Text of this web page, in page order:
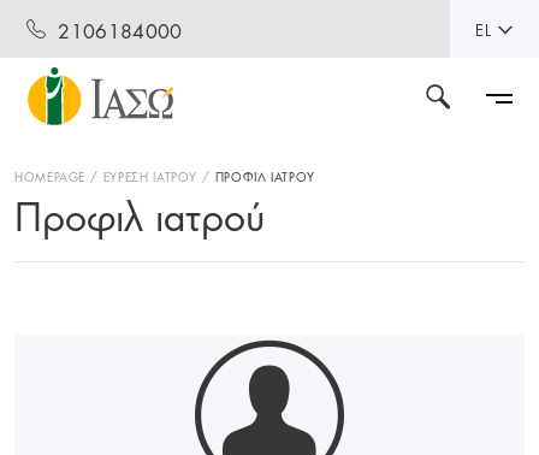
2106184000 EL
HOMEPAGE ΕΥΡΕΣΗ ΙΑΤΡΟΥ ΠΡΟΦΙΛ ΙΑΤΡΟΥ
Προφιλ ιατρού